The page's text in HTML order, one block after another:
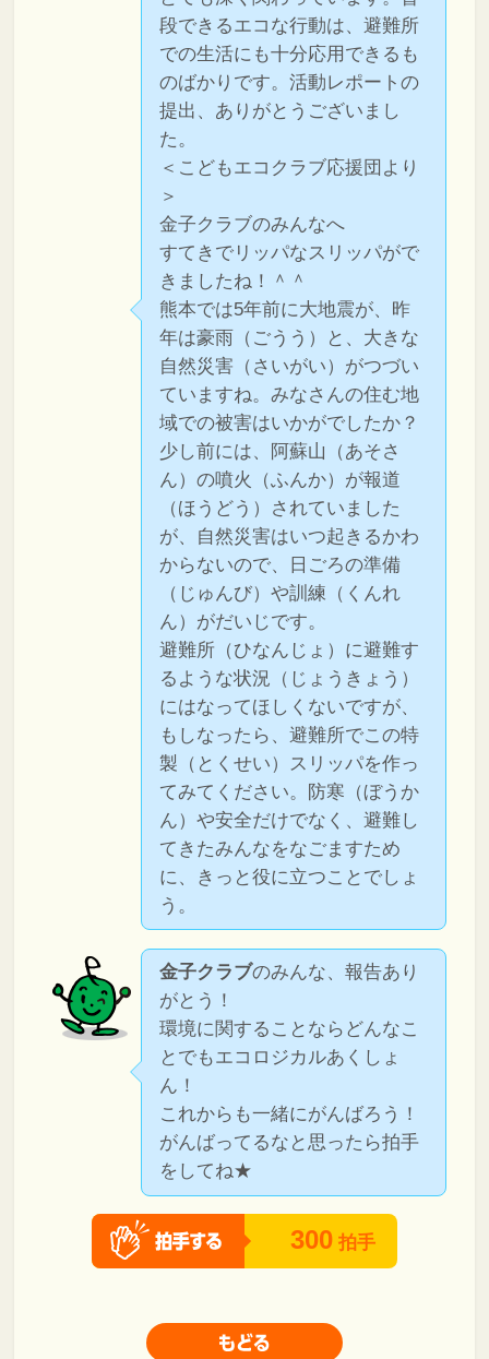
段できるエコな行動は、避難所
での生活にも十分応用できるも
のばかりです。活動レポートの
提出、ありがとうございまし
た。
＜こどもエコクラブ応援団より
＞
金子クラブのみんなへ
すてきでリッパなスリッパがで
きましたね！＾＾
熊本では5年前に大地震が、昨
年は豪雨（ごうう）と、大きな
自然災害（さいがい）がつづい
ていますね。みなさんの住む地
域での被害はいかがでしたか？
少し前には、阿蘇山（あそさ
ん）の噴火（ふんか）が報道
（ほうどう）されていました
が、自然災害はいつ起きるかわ
からないので、日ごろの準備
（じゅんび）や訓練（くんれ
ん）がだいじです。
避難所（ひなんじょ）に避難す
るような状況（じょうきょう）
にはなってほしくないですが、
もしなったら、避難所でこの特
製（とくせい）スリッパを作っ
てみてください。防寒（ぼうか
ん）や安全だけでなく、避難し
てきたみんなをなごますため
に、きっと役に立つことでしょ
う。
金子クラブのみんな、報告あり
がとう！
環境に関することならどんなこ
とでもエコロジカルあくしょ
ん！
これからも一緒にがんばろう！
がんばってるなと思ったら拍手
をしてね★
300 拍手